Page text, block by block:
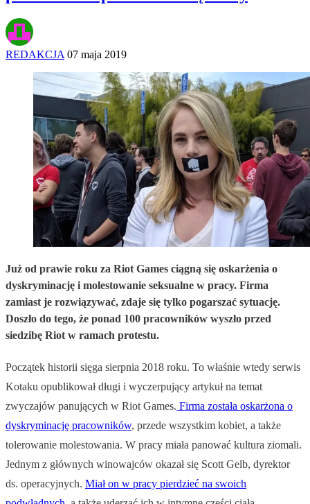
REDAKCJA 07 maja 2019
Już od prawie roku za Riot Games ciągną się oskarżenia o
dyskryminację i molestowanie seksualne w pracy. Firma
zamiast je rozwiązywać, zdaje się tylko pogarszać sytuację.
Doszło do tego, że ponad 100 pracowników wyszło przed
siedzibę Riot w ramach protestu.
Początek historii sięga sierpnia 2018 roku. To właśnie wtedy serwis
Kotaku opublikował długi i wyczerpujący artykuł na temat
zwyczajów panujących w Riot Games. Firma została oskarżona o
dyskryminację pracowników, przede wszystkim kobiet, a także
tolerowanie molestowania. W pracy miała panować kultura ziomali.
Jednym z głównych winowajców okazał się Scott Gelb, dyrektor
ds. operacyjnych. Miał on w pracy pierdzieć na swoich